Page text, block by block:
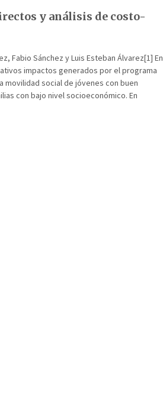
y análisis de costo-
Fabio Sánchez y Luis Esteban Álvarez[1] En
impactos generados por el programa
movilidad social de jóvenes con buen
con bajo nivel socioeconómico. En